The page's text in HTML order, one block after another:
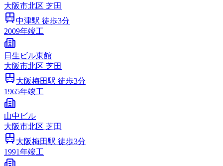
大阪市北区 芝田
中津駅 徒歩3分
2009年竣工
日生ビル東館
大阪市北区 芝田
大阪梅田駅 徒歩3分
1965年竣工
山中ビル
大阪市北区 芝田
大阪梅田駅 徒歩3分
1991年竣工